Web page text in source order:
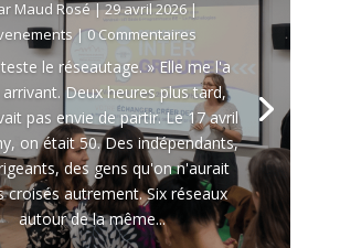
Maud Rosé|29 avril 2026|
| 0 Commentaires
le réseautage. » Elle me l'a
Deux heures plus tard,
pas envie de partir. Le 17 avril
on était 50. Des indépendants,
des gens qu'on n'aurait
croisés autrement. Six réseaux
autour de la même...